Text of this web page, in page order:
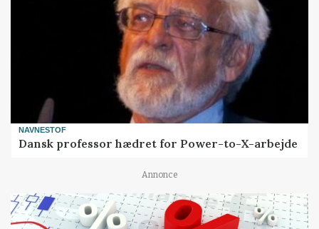
NAVNESTOF
Dansk professor hædret for Power-to-X-arbejde
Annonce